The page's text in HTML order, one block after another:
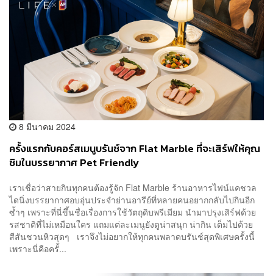
8 มีนาคม 2024
ครั้งแรกกับคอร์สเมนูบรันช์จาก Flat Marble ที่จะเสิร์ฟให้คุณ
ชิมในบรรยากาศ Pet Friendly
เราเชื่อว่าสายกินทุกคนต้องรู้จัก Flat Marble ร้านอาหารไฟน์แคชวล
ไดนิ่งบรรยากาศอบอุ่นประจำย่านอารีย์ที่หลายคนอยากกลับไปกินอีก
ซ้ำๆ เพราะที่นี่ขึ้นชื่อเรื่องการใช้วัตถุดิบพรีเมียม นำมาปรุงเสิร์ฟด้วย
รสชาติที่ไม่เหมือนใคร แถมแต่ละเมนูยังดูน่าสนุก น่ากิน เต็มไปด้วย
สีสันชวนหิวสุดๆ เราจึงไม่อยากให้ทุกคนพลาดบรันช์สุดพิเศษครั้งนี้
เพราะนี่คือครั้...